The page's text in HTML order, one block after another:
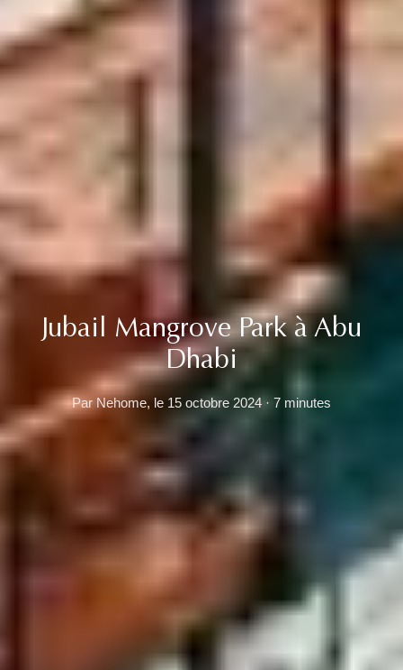
Jubail Mangrove Park à Abu
Dhabi
Par Nehome, le 15 octobre 2024 · 7 minutes